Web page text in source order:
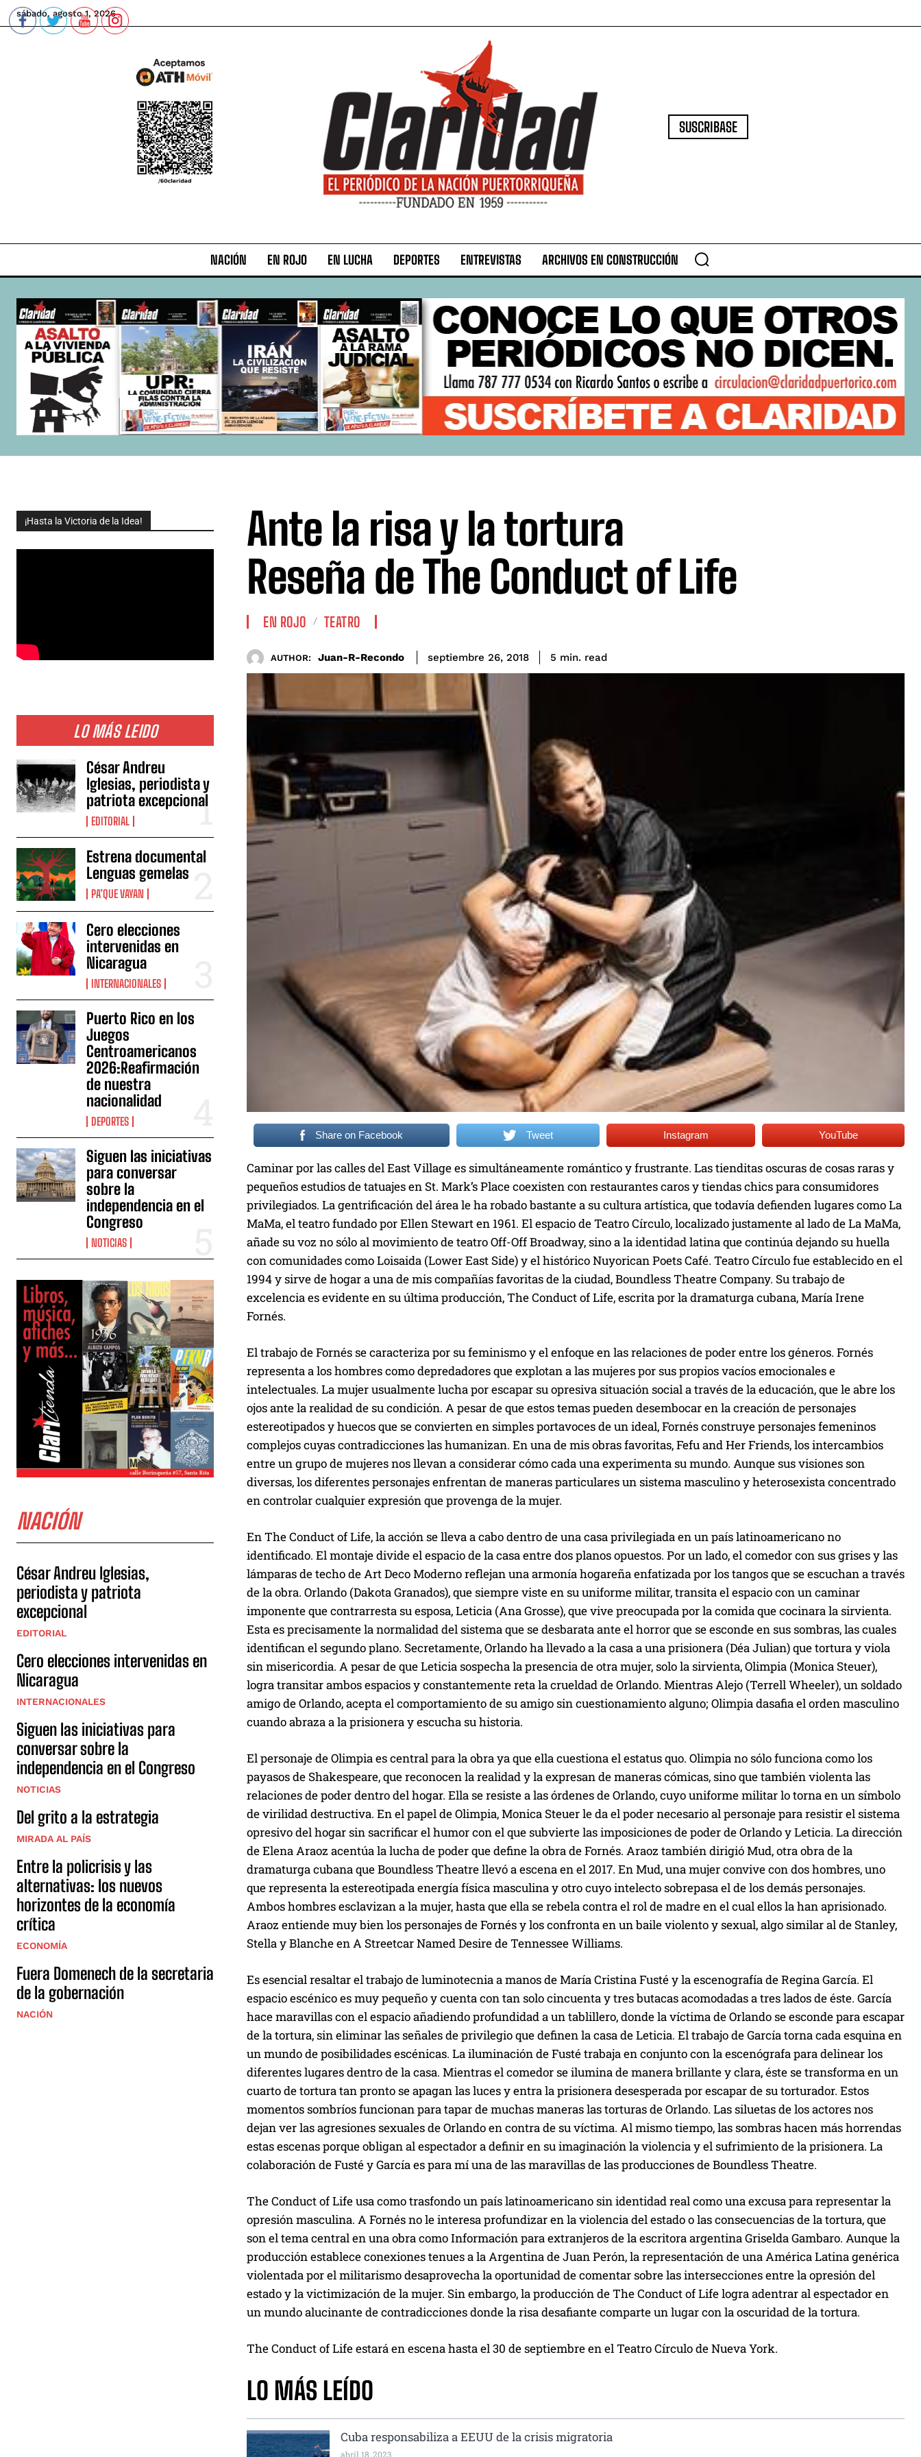
sábado, agosto 1, 2026
SUSCRIBASE
NACIÓN EN ROJO EN LUCHA DEPORTES ENTREVISTAS ARCHIVOS EN CONSTRUCCIÓN
¡Hasta la Victoria de la Idea!
LO MÁS LEIDO
César Andreu
Iglesias, periodista y
patriota excepcional
EDITORIAL
Estrena documental
Lenguas gemelas
PA’QUE VAYAN
Cero elecciones
intervenidas en
Nicaragua
INTERNACIONALES
Puerto Rico en los
Juegos
Centroamericanos
2026:Reafirmación
de nuestra
nacionalidad
DEPORTES
Siguen las iniciativas
para conversar
sobre la
independencia en el
Congreso
NOTICIAS
NACIÓN
César Andreu Iglesias,
periodista y patriota
excepcional
EDITORIAL
Cero elecciones intervenidas en
Nicaragua
INTERNACIONALES
Siguen las iniciativas para
conversar sobre la
independencia en el Congreso
NOTICIAS
Del grito a la estrategia
MIRADA AL PAÍS
Entre la policrisis y las
alternativas: los nuevos
horizontes de la economía
crítica
ECONOMÍA
Fuera Domenech de la secretaria
de la gobernación
NACIÓN
Ante la risa y la tortura
Reseña de The Conduct of Life
EN ROJO TEATRO
AUTHOR: Juan-R-Recondo septiembre 26, 2018 5 min. read
Share on Facebook Tweet Instagram YouTube
Caminar por las calles del East Village es simultáneamente romántico y frustrante. Las tienditas oscuras de cosas raras y
pequeños estudios de tatuajes en St. Mark’s Place coexisten con restaurantes caros y tiendas chics para consumidores
privilegiados. La gentrificación del área le ha robado bastante a su cultura artística, que todavía defienden lugares como La
MaMa, el teatro fundado por Ellen Stewart en 1961. El espacio de Teatro Círculo, localizado justamente al lado de La MaMa,
añade su voz no sólo al movimiento de teatro Off-Off Broadway, sino a la identidad latina que continúa dejando su huella
con comunidades como Loisaida (Lower East Side) y el histórico Nuyorican Poets Café. Teatro Círculo fue establecido en el
1994 y sirve de hogar a una de mis compañías favoritas de la ciudad, Boundless Theatre Company. Su trabajo de
excelencia es evidente en su última producción, The Conduct of Life, escrita por la dramaturga cubana, María Irene
Fornés.
El trabajo de Fornés se caracteriza por su feminismo y el enfoque en las relaciones de poder entre los géneros. Fornés
representa a los hombres como depredadores que explotan a las mujeres por sus propios vacíos emocionales e
intelectuales. La mujer usualmente lucha por escapar su opresiva situación social a través de la educación, que le abre los
ojos ante la realidad de su condición. A pesar de que estos temas pueden desembocar en la creación de personajes
estereotipados y huecos que se convierten en simples portavoces de un ideal, Fornés construye personajes femeninos
complejos cuyas contradicciones las humanizan. En una de mis obras favoritas, Fefu and Her Friends, los intercambios
entre un grupo de mujeres nos llevan a considerar cómo cada una experimenta su mundo. Aunque sus visiones son
diversas, los diferentes personajes enfrentan de maneras particulares un sistema masculino y heterosexista concentrado
en controlar cualquier expresión que provenga de la mujer.
En The Conduct of Life, la acción se lleva a cabo dentro de una casa privilegiada en un país latinoamericano no
identificado. El montaje divide el espacio de la casa entre dos planos opuestos. Por un lado, el comedor con sus grises y las
lámparas de techo de Art Deco Moderno reflejan una armonía hogareña enfatizada por los tangos que se escuchan a través
de la obra. Orlando (Dakota Granados), que siempre viste en su uniforme militar, transita el espacio con un caminar
imponente que contrarresta su esposa, Leticia (Ana Grosse), que vive preocupada por la comida que cocinara la sirvienta.
Esta es precisamente la normalidad del sistema que se desbarata ante el horror que se esconde en sus sombras, las cuales
identifican el segundo plano. Secretamente, Orlando ha llevado a la casa a una prisionera (Déa Julian) que tortura y viola
sin misericordia. A pesar de que Leticia sospecha la presencia de otra mujer, solo la sirvienta, Olimpia (Monica Steuer),
logra transitar ambos espacios y constantemente reta la crueldad de Orlando. Mientras Alejo (Terrell Wheeler), un soldado
amigo de Orlando, acepta el comportamiento de su amigo sin cuestionamiento alguno; Olimpia dasafia el orden masculino
cuando abraza a la prisionera y escucha su historia.
El personaje de Olimpia es central para la obra ya que ella cuestiona el estatus quo. Olimpia no sólo funciona como los
payasos de Shakespeare, que reconocen la realidad y la expresan de maneras cómicas, sino que también violenta las
relaciones de poder dentro del hogar. Ella se resiste a las órdenes de Orlando, cuyo uniforme militar lo torna en un símbolo
de virilidad destructiva. En el papel de Olimpia, Monica Steuer le da el poder necesario al personaje para resistir el sistema
opresivo del hogar sin sacrificar el humor con el que subvierte las imposiciones de poder de Orlando y Leticia. La dirección
de Elena Araoz acentúa la lucha de poder que define la obra de Fornés. Araoz también dirigió Mud, otra obra de la
dramaturga cubana que Boundless Theatre llevó a escena en el 2017. En Mud, una mujer convive con dos hombres, uno
que representa la estereotipada energía física masculina y otro cuyo intelecto sobrepasa el de los demás personajes.
Ambos hombres esclavizan a la mujer, hasta que ella se rebela contra el rol de madre en el cual ellos la han aprisionado.
Araoz entiende muy bien los personajes de Fornés y los confronta en un baile violento y sexual, algo similar al de Stanley,
Stella y Blanche en A Streetcar Named Desire de Tennessee Williams.
Es esencial resaltar el trabajo de luminotecnia a manos de María Cristina Fusté y la escenografía de Regina García. El
espacio escénico es muy pequeño y cuenta con tan solo cincuenta y tres butacas acomodadas a tres lados de éste. García
hace maravillas con el espacio añadiendo profundidad a un tablillero, donde la víctima de Orlando se esconde para escapar
de la tortura, sin eliminar las señales de privilegio que definen la casa de Leticia. El trabajo de García torna cada esquina en
un mundo de posibilidades escénicas. La iluminación de Fusté trabaja en conjunto con la escenógrafa para delinear los
diferentes lugares dentro de la casa. Mientras el comedor se ilumina de manera brillante y clara, éste se transforma en un
cuarto de tortura tan pronto se apagan las luces y entra la prisionera desesperada por escapar de su torturador. Estos
momentos sombríos funcionan para tapar de muchas maneras las torturas de Orlando. Las siluetas de los actores nos
dejan ver las agresiones sexuales de Orlando en contra de su víctima. Al mismo tiempo, las sombras hacen más horrendas
estas escenas porque obligan al espectador a definir en su imaginación la violencia y el sufrimiento de la prisionera. La
colaboración de Fusté y García es para mí una de las maravillas de las producciones de Boundless Theatre.
The Conduct of Life usa como trasfondo un país latinoamericano sin identidad real como una excusa para representar la
opresión masculina. A Fornés no le interesa profundizar en la violencia del estado o las consecuencias de la tortura, que
son el tema central en una obra como Información para extranjeros de la escritora argentina Griselda Gambaro. Aunque la
producción establece conexiones tenues a la Argentina de Juan Perón, la representación de una América Latina genérica
violentada por el militarismo desaprovecha la oportunidad de comentar sobre las intersecciones entre la opresión del
estado y la victimización de la mujer. Sin embargo, la producción de The Conduct of Life logra adentrar al espectador en
un mundo alucinante de contradicciones donde la risa desafiante comparte un lugar con la oscuridad de la tortura.
The Conduct of Life estará en escena hasta el 30 de septiembre en el Teatro Círculo de Nueva York.
LO MÁS LEÍDO
Cuba responsabiliza a EEUU de la crisis migratoria
abril 18, 2023